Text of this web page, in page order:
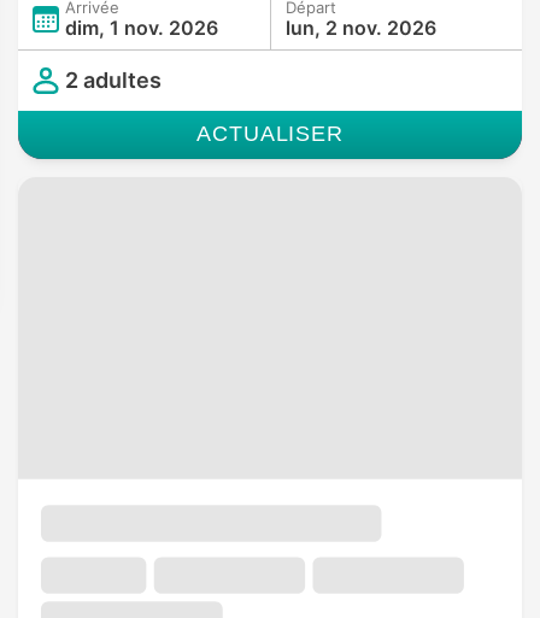
Arrivée
dim, 1 nov. 2026
Départ
lun, 2 nov. 2026
2 adultes
ACTUALISER